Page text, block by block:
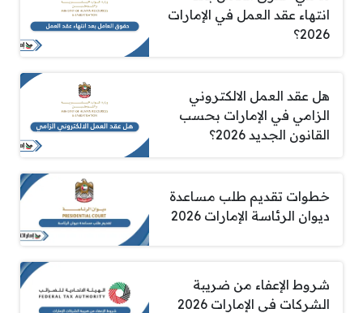
انتهاء عقد العمل في الإمارات
2026؟
هل عقد العمل الالكتروني
الزامي في الإمارات بحسب
القانون الجديد 2026؟
خطوات تقديم طلب مساعدة
ديوان الرئاسة الإمارات 2026
شروط الإعفاء من ضريبة
الشركات في الإمارات 2026